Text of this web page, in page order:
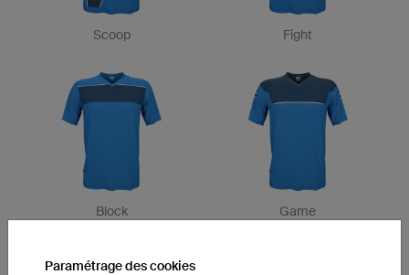
Scoop Fight
Block Game
Paramétrage des cookies